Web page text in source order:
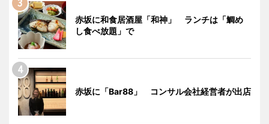
赤坂に和食居酒屋「和神」 ランチは「鯛め
し食べ放題」で
赤坂に「Bar88」 コンサル会社経営者が出店